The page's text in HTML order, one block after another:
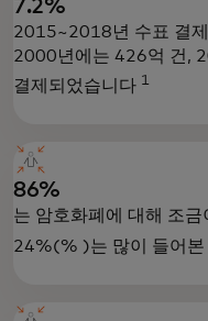
7.2%
2015~2018년 수표 결제
2000년에는 426억 건,
결제되었습니다 1
86%
는 암호화폐에 대해 조
24%(% )는 많이 들어본